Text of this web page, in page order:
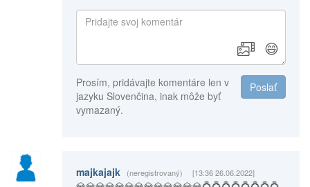
😄
Poslať
Prosím, pridávajte komentáre len v
jazyku Slovenčina, inak môže byť
vymazaný.
majkajajk (neregistrovaný) [13:36 26.06.2022]